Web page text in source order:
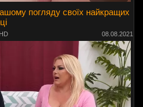
погляду своїх найкращих
08.08.2021